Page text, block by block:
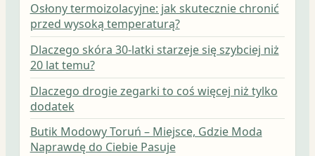
Osłony termoizolacyjne: jak skutecznie chronić
przed wysoką temperaturą?
Dlaczego skóra 30-latki starzeje się szybciej niż
20 lat temu?
Dlaczego drogie zegarki to coś więcej niż tylko
dodatek
Butik Modowy Toruń – Miejsce, Gdzie Moda
Naprawdę do Ciebie Pasuje